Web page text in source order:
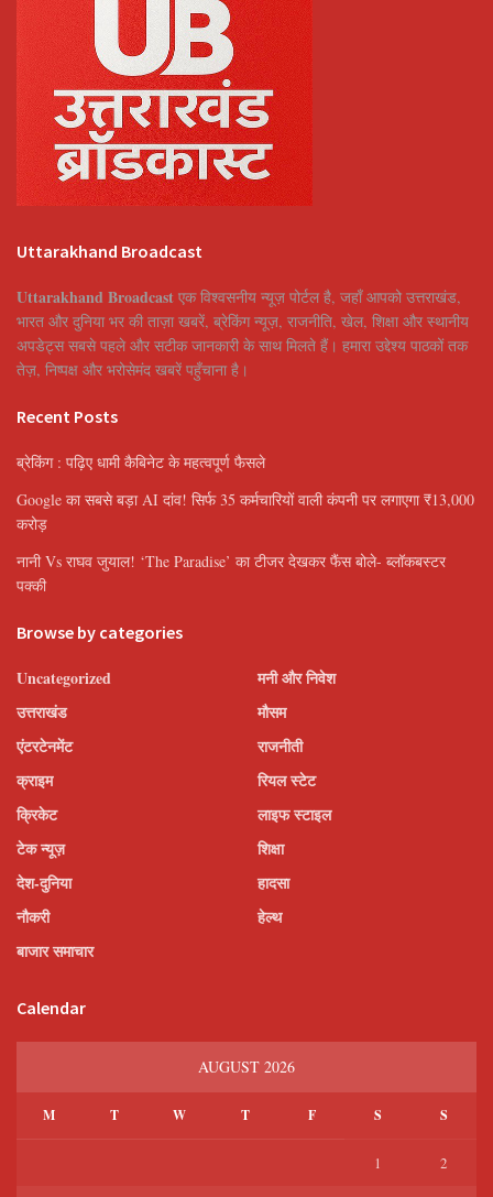
Uttarakhand Broadcast
Uttarakhand Broadcast एक विश्वसनीय न्यूज़ पोर्टल है, जहाँ आपको उत्तराखंड,
भारत और दुनिया भर की ताज़ा खबरें, ब्रेकिंग न्यूज़, राजनीति, खेल, शिक्षा और स्थानीय
अपडेट्स सबसे पहले और सटीक जानकारी के साथ मिलते हैं। हमारा उद्देश्य पाठकों तक
तेज़, निष्पक्ष और भरोसेमंद खबरें पहुँचाना है।
Recent Posts
ब्रेकिंग : पढ़िए धामी कैबिनेट के महत्वपूर्ण फैसले
Google का सबसे बड़ा AI दांव! सिर्फ 35 कर्मचारियों वाली कंपनी पर लगाएगा ₹13,000
करोड़
नानी Vs राघव जुयाल! ‘The Paradise’ का टीजर देखकर फैंस बोले- ब्लॉकबस्टर
पक्की
Browse by categories
Uncategorized
उत्तराखंड
एंटरटेनमेंट
क्राइम
क्रिकेट
टेक न्यूज़
देश-दुनिया
नौकरी
बाजार समाचार
मनी और निवेश
मौसम
राजनीती
रियल स्टेट
लाइफ स्टाइल
शिक्षा
हादसा
हेल्थ
Calendar
AUGUST 2026
M T W T F S S
1 2